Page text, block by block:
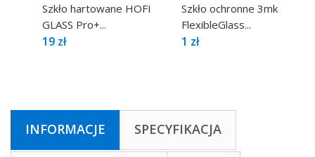
Szkło hartowane HOFI
GLASS Pro+...
19 zł
Szkło ochronne 3mk
FlexibleGlass...
1 zł
INFORMACJE SPECYFIKACJA